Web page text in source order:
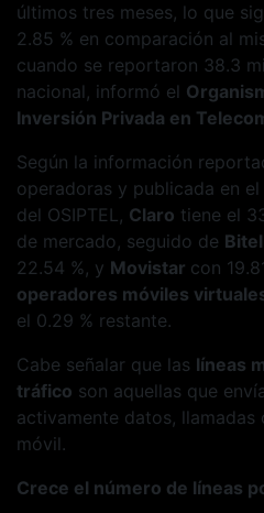
últimos tres meses, lo que
2.85 % en comparación al
cuando se reportaron 38.3
nacional, informó el
Inversión Privada en
Según la información
operadoras y publicada en
del OSIPTEL, Claro tiene el
de mercado, seguido de Bitel
22.54 %, y Movistar con
operadores móviles
el 0.29 % restante.
Cabe señalar que las líneas
tráfico son aquellas que
activamente datos, llamadas
móvil.
Crece el número de líneas